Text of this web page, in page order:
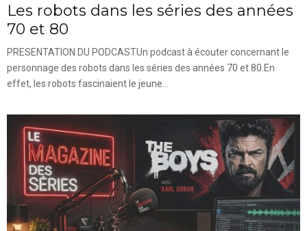
Les robots dans les séries des années
70 et 80
PRESENTATION DU PODCASTUn podcast à écouter concernant le
personnage des robots dans les séries des années 70 et 80.En
effet, les robots fascinaient le jeune...